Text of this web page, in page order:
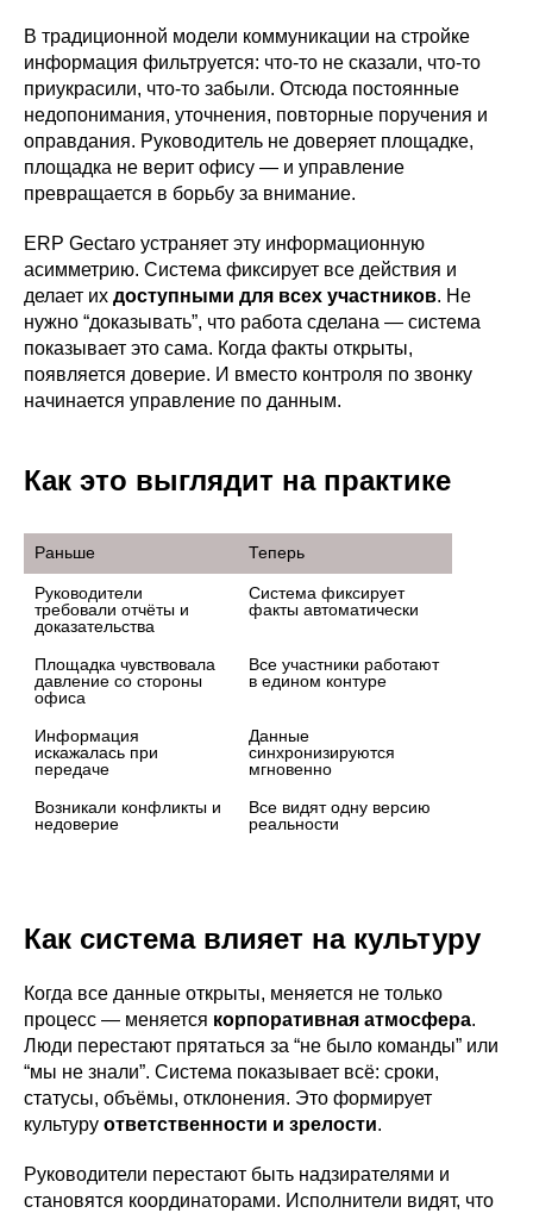
В традиционной модели коммуникации на стройке
информация фильтруется: что-то не сказали, что-то
приукрасили, что-то забыли. Отсюда постоянные
недопонимания, уточнения, повторные поручения и
оправдания. Руководитель не доверяет площадке,
площадка не верит офису — и управление
превращается в борьбу за внимание.
ERP Gectaro устраняет эту информационную
асимметрию. Система фиксирует все действия и
делает их доступными для всех участников. Не
нужно “доказывать”, что работа сделана — система
показывает это сама. Когда факты открыты,
появляется доверие. И вместо контроля по звонку
начинается управление по данным.
Как это выглядит на практике
Раньше Теперь
Руководители
требовали отчёты и
доказательства
Система фиксирует
факты автоматически
Площадка чувствовала
давление со стороны
офиса
Все участники работают
в едином контуре
Информация
искажалась при
передаче
Данные
синхронизируются
мгновенно
Возникали конфликты и
недоверие
Все видят одну версию
реальности
Как система влияет на культуру
Когда все данные открыты, меняется не только
процесс — меняется корпоративная атмосфера.
Люди перестают прятаться за “не было команды” или
“мы не знали”. Система показывает всё: сроки,
статусы, объёмы, отклонения. Это формирует
культуру ответственности и зрелости.
Руководители перестают быть надзирателями и
становятся координаторами. Исполнители видят, что